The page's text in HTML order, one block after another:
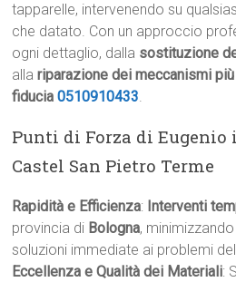
tapparelle, intervenendo su
che datato. Con un approccio
ogni dettaglio, dalla sostituzione
allariparazione dei meccanismi
fiducia0510910433.
Punti di Forza di
Castel San Pietro Terme
Rapidità e Efficienza: Interventi
provincia di Bologna,
soluzioni immediate ai problemi
Eccellenza e Qualità dei Materiali: